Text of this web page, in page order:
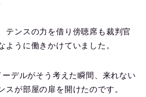
テンスの力を借り傍聴席も裁判官
ように働きかけていました。
ーデルがそう考えた瞬間、来れない
スが部屋の扉を開けたのです。